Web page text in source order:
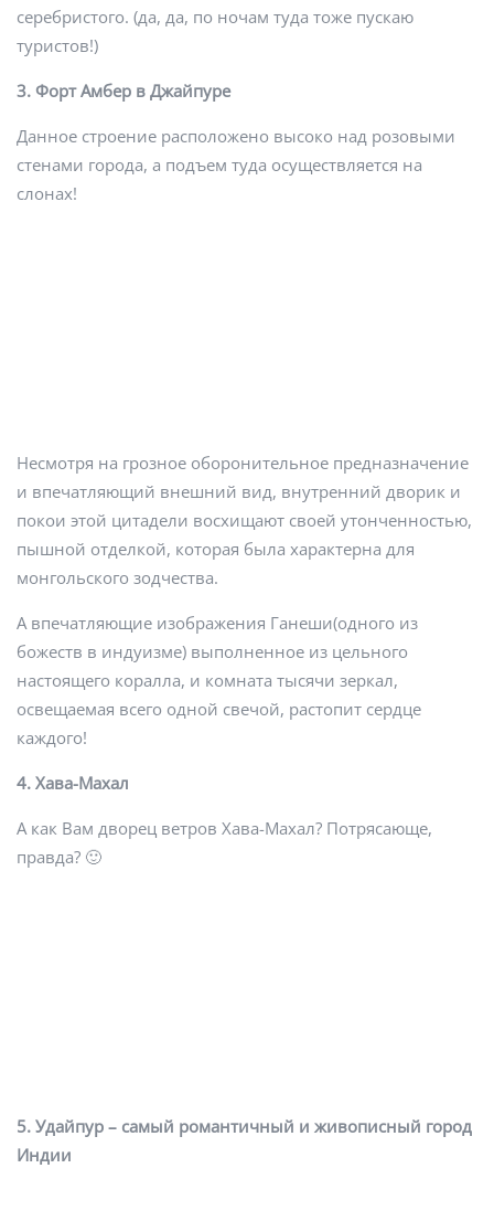
серебристого. (да, да, по ночам туда тоже пускаю
туристов!)
3. Форт Амбер в Джайпуре
Данное строение расположено высоко над розовыми
стенами города, а подъем туда осуществляется на
слонах!
Несмотря на грозное оборонительное предназначение
и впечатляющий внешний вид, внутренний дворик и
покои этой цитадели восхищают своей утонченностью,
пышной отделкой, которая была характерна для
монгольского зодчества.
А впечатляющие изображения Ганеши(одного из
божеств в индуизме) выполненное из цельного
настоящего коралла, и комната тысячи зеркал,
освещаемая всего одной свечой, растопит сердце
каждого!
4. Хава-Махал
А как Вам дворец ветров Хава-Махал? Потрясающе,
правда? 🙂
5. Удайпур – самый романтичный и живописный город
Индии